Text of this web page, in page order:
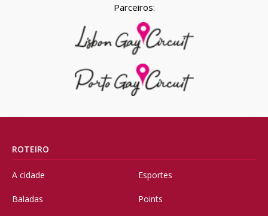
Parceiros:
ROTEIRO
A cidade
Baladas
Esportes
Points